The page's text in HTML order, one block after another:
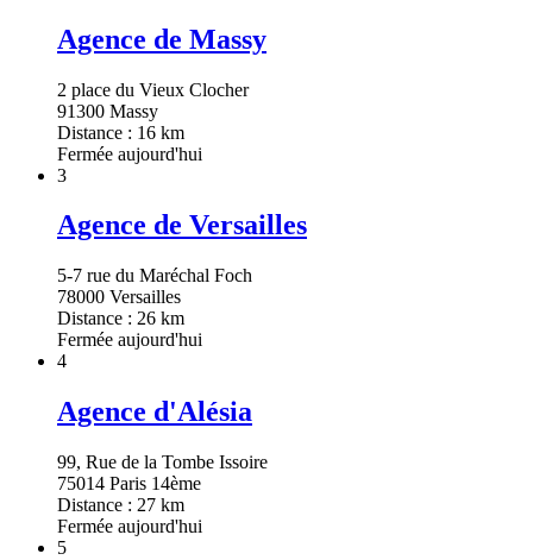
Agence de Massy
2 place du Vieux Clocher
91300 Massy
Distance : 16 km
Fermée aujourd'hui
3
Agence de Versailles
5-7 rue du Maréchal Foch
78000 Versailles
Distance : 26 km
Fermée aujourd'hui
4
Agence d'Alésia
99, Rue de la Tombe Issoire
75014 Paris 14ème
Distance : 27 km
Fermée aujourd'hui
5